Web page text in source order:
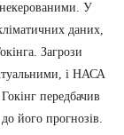
У
даних,
Загрози
і НАСА
передбачив
його прогнозів.